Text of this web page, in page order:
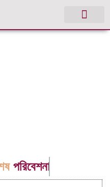
পরিবেশনা